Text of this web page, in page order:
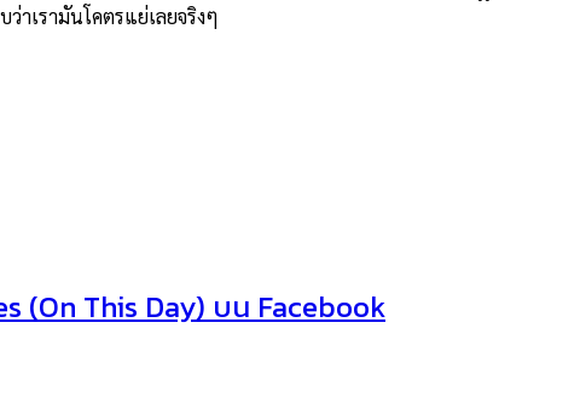
าเรามันโคตรแย่เลยจริงๆ
(On This Day) บน Facebook